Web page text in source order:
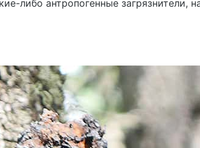
либо антропогенные загрязнители,